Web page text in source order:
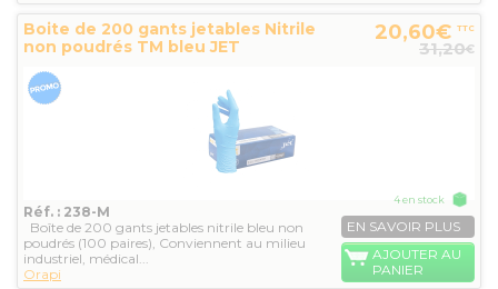
Boite de 200 gants jetables Nitrile
non poudrés TM bleu JET
20,60€ TTC
31,20€
Réf. : 238-M
Boîte de 200 gants jetables nitrile bleu non
poudrés (100 paires), Conviennent au milieu
industriel, médical...
Orapi
4 en stock
EN SAVOIR PLUS
AJOUTER AU
PANIER